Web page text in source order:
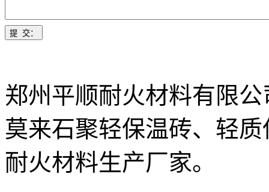
郑州平顺耐火材料有限
莫来石聚轻保温砖、轻
耐火材料生产厂家。